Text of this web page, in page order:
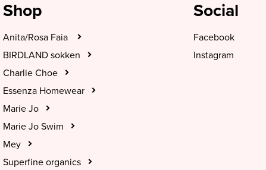
Shop
Anita/Rosa Faia
BIRDLAND sokken
Charlie Choe
Essenza Homewear
Marie Jo
Marie Jo Swim
Mey
Superfine organics
Social
Facebook
Instagram